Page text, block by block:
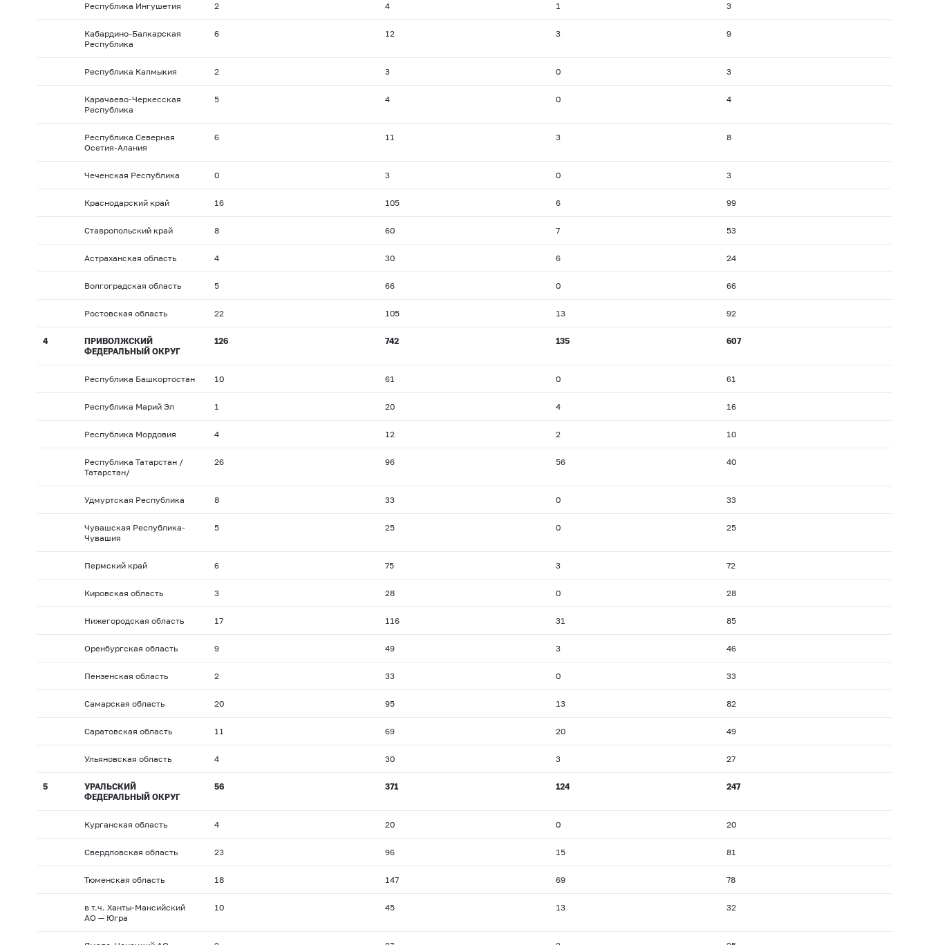
Республика Ингушетия 2 4 1 3
Кабардино-Балкарская
Республика
6 12 3 9
Республика Калмыкия 2 3 0 3
Карачаево-Черкесская
Республика
5 4 0 4
Республика Северная
Осетия-Алания
6 11 3 8
Чеченская Республика 0 3 0 3
Краснодарский край 16 105 6 99
Ставропольский край 8 60 7 53
Астраханская область 4 30 6 24
Волгоградская область 5 66 0 66
Ростовская область 22 105 13 92
4
ПРИВОЛЖСКИЙ
ФЕДЕРАЛЬНЫЙ ОКРУГ
126 742 135 607
Республика Башкортостан 10 61 0 61
Республика Марий Эл 1 20 4 16
Республика Мордовия 4 12 2 10
Республика Татарстан /
Татарстан/
26 96 56 40
Удмуртская Республика 8 33 0 33
Чувашская Республика-
Чувашия
5 25 0 25
Пермский край 6 75 3 72
Кировская область 3 28 0 28
Нижегородская область 17 116 31 85
Оренбургская область 9 49 3 46
Пензенская область 2 33 0 33
Самарская область 20 95 13 82
Саратовская область 11 69 20 49
Ульяновская область 4 30 3 27
5
УРАЛЬСКИЙ
ФЕДЕРАЛЬНЫЙ ОКРУГ
56 371 124 247
Курганская область 4 20 0 20
Свердловская область 23 96 15 81
Тюменская область 18 147 69 78
в т.ч. Ханты-Мансийский
АО — Югра
10 45 13 32